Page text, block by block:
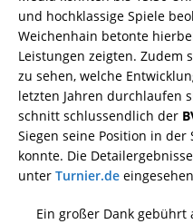
und hochklassige Spiele
Weichenhain betonte
Leistungen zeigten. Zudem
zu sehen, welche
letzten Jahren durchlaufen
schnitt schlussendlich der
Siegen seine Position in der
konnte. Die
unter Turnier.de
Ein großer Dank gebührt